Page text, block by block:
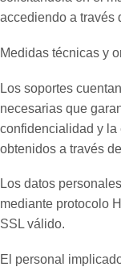
accediendo a través
Medidas técnicas y
Los soportes
necesarias que
confidencialidad y la
obtenidos a través
Los datos
mediante protocolo
SSL válido.
El personal